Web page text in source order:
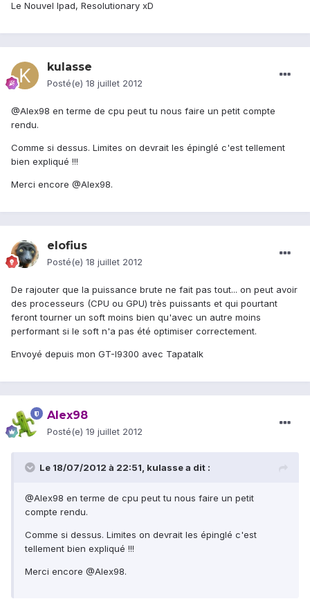
Le Nouvel Ipad, Resolutionary xD
kulasse
Posté(e) 18 juillet 2012
@Alex98 en terme de cpu peut tu nous faire un petit compte
rendu.
Comme si dessus. Limites on devrait les épinglé c'est tellement
bien expliqué !!!
Merci encore @Alex98.
elofius
Posté(e) 18 juillet 2012
De rajouter que la puissance brute ne fait pas tout... on peut avoir
des processeurs (CPU ou GPU) très puissants et qui pourtant
feront tourner un soft moins bien qu'avec un autre moins
performant si le soft n'a pas été optimiser correctement.
Envoyé depuis mon GT-I9300 avec Tapatalk
Alex98
Posté(e) 19 juillet 2012
Le 18/07/2012 à 22:51, kulasse a dit :
@Alex98 en terme de cpu peut tu nous faire un petit
compte rendu.
Comme si dessus. Limites on devrait les épinglé c'est
tellement bien expliqué !!!
Merci encore @Alex98.